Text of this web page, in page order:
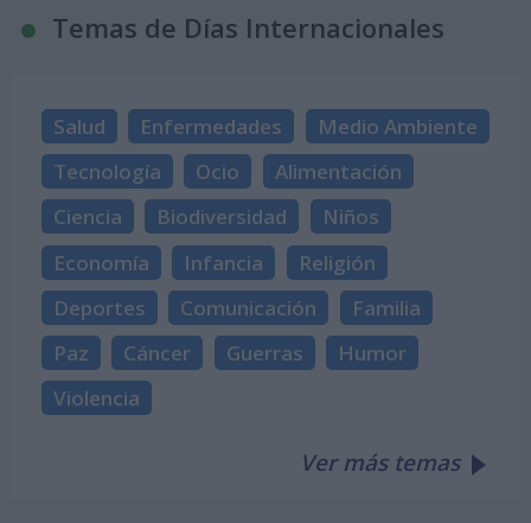
Temas de Días Internacionales
Salud Enfermedades
Medio Ambiente
Tecnología
Ocio
Alimentación
Ciencia
Biodiversidad
Niños
Economía
Infancia
Religión
Deportes
Comunicación
Familia
Paz
Cáncer Guerras
Humor
Violencia
Ver más temas